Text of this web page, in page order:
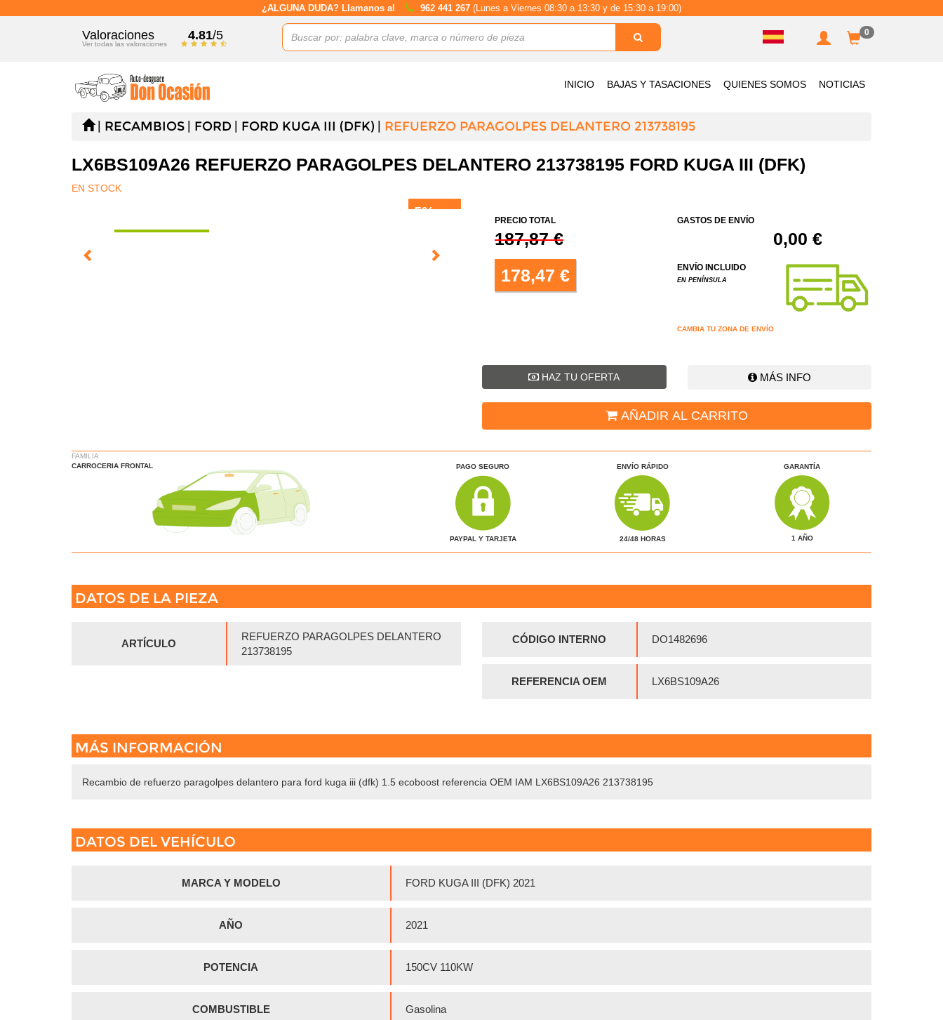
¿ALGUNA DUDA? Llamanos al 962 441 267 (Lunes a Viernes 08:30 a 13:30 y de 15:30 a 19:00)
Valoraciones
Ver todas las valoraciones
4.81/5 0
INICIO BAJAS Y TASACIONES QUIENES SOMOS NOTICIAS
RECAMBIOS FORD FORD KUGA III (DFK) REFUERZO PARAGOLPES DELANTERO 213738195
LX6BS109A26 REFUERZO PARAGOLPES DELANTERO 213738195 FORD KUGA III (DFK)
EN STOCK
5%
PRECIO TOTAL
187,87 €
178,47 €
GASTOS DE ENVÍO
0,00 €
ENVÍO INCLUIDO
EN PENÍNSULA
CAMBIA TU ZONA DE ENVÍO
HAZ TU OFERTA MÁS INFO
AÑADIR AL CARRITO
FAMILIA
CARROCERIA FRONTAL
PAGO SEGURO
PAYPAL Y TARJETA
ENVÍO RÁPIDO
24/48 HORAS
GARANTÍA
1 AÑO
DATOS DE LA PIEZA
ARTÍCULO
REFUERZO PARAGOLPES DELANTERO
213738195
CÓDIGO INTERNO DO1482696
REFERENCIA OEM LX6BS109A26
MÁS INFORMACIÓN
Recambio de refuerzo paragolpes delantero para ford kuga iii (dfk) 1.5 ecoboost referencia OEM IAM LX6BS109A26 213738195
DATOS DEL VEHÍCULO
MARCA Y MODELO FORD KUGA III (DFK) 2021
AÑO 2021
POTENCIA 150CV 110KW
COMBUSTIBLE Gasolina